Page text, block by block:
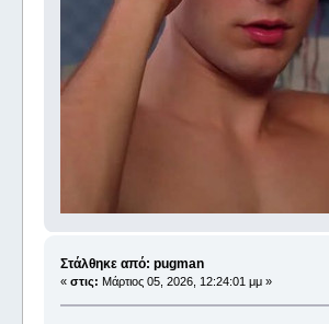
Στάλθηκε από: pugman
« στις: Μάρτιος 05, 2026, 12:24:01 μμ »